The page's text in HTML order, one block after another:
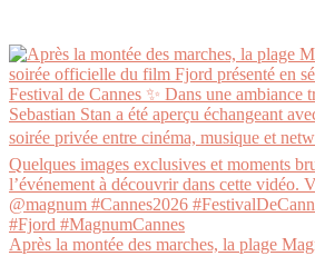
Après la montée des marches, la plage